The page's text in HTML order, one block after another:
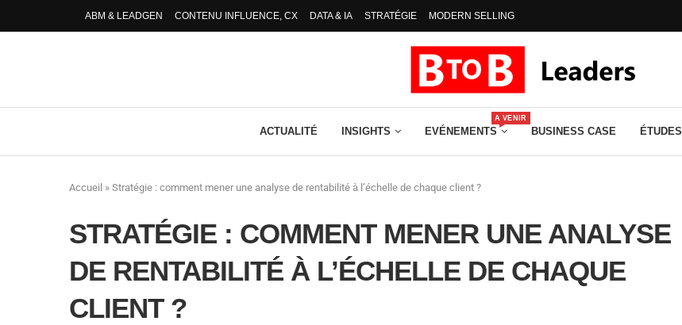
ABM & LEADGEN CONTENU INFLUENCE, CX DATA & IA STRATÉGIE MODERN SELLING
ACTUALITÉ INSIGHTS EVÉNEMENTS
A VENIR
BUSINESS CASE ÉTUDES
Accueil » Stratégie : comment mener une analyse de rentabilité à l’échelle de chaque client ?
STRATÉGIE : COMMENT MENER UNE ANALYSE
DE RENTABILITÉ À L’ÉCHELLE DE CHAQUE
CLIENT ?